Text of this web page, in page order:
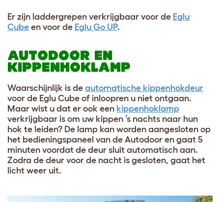
Er zijn laddergrepen verkrijgbaar voor de Eglu
Cube en voor de Eglu Go UP.
AUTODOOR EN
KIPPENHOKLAMP
Waarschijnlijk is de automatische kippenhokdeur
voor de Eglu Cube of inloopren u niet ontgaan.
Maar wist u dat er ook een kippenhoklamp
verkrijgbaar is om uw kippen ’s nachts naar hun
hok te leiden? De lamp kan worden aangesloten op
het bedieningspaneel van de Autodoor en gaat 5
minuten voordat de deur sluit automatisch aan.
Zodra de deur voor de nacht is gesloten, gaat het
licht weer uit.